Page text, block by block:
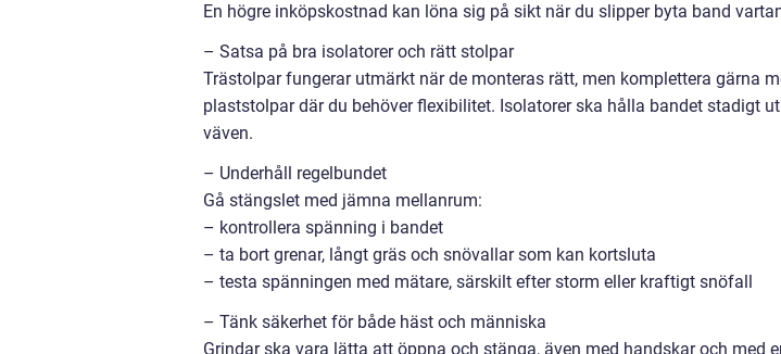
En högre inköpskostnad kan löna sig på sikt när du slipper byta band
– Satsa på bra isolatorer och rätt stolpar
Trästolpar fungerar utmärkt när de monteras rätt, men komplettera gärna
plaststolpar där du behöver flexibilitet. Isolatorer ska hålla bandet stadigt
väven.
– Underhåll regelbundet
Gå stängslet med jämna mellanrum:
– kontrollera spänning i bandet
– ta bort grenar, långt gräs och snövallar som kan kortsluta
– testa spänningen med mätare, särskilt efter storm eller kraftigt snöfall
– Tänk säkerhet för både häst och människa
Grindar ska vara lätta att öppna och stänga, även med handskar och med